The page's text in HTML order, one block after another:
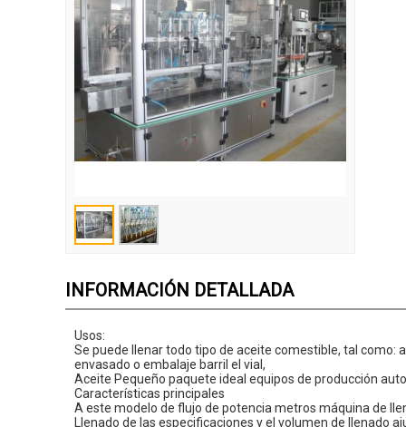
INFORMACIÓN DETALLADA
Usos:
Se puede
llenartodo tipo de aceite comestible, tal como:
envasado o embalaje barril el vial ,
Aceite Pequeño paquete ideal equipos de producción
Características principales
A este modelo de flujo de potencia metros máquina de
Llenado de las especificaciones y el volumen de llenado